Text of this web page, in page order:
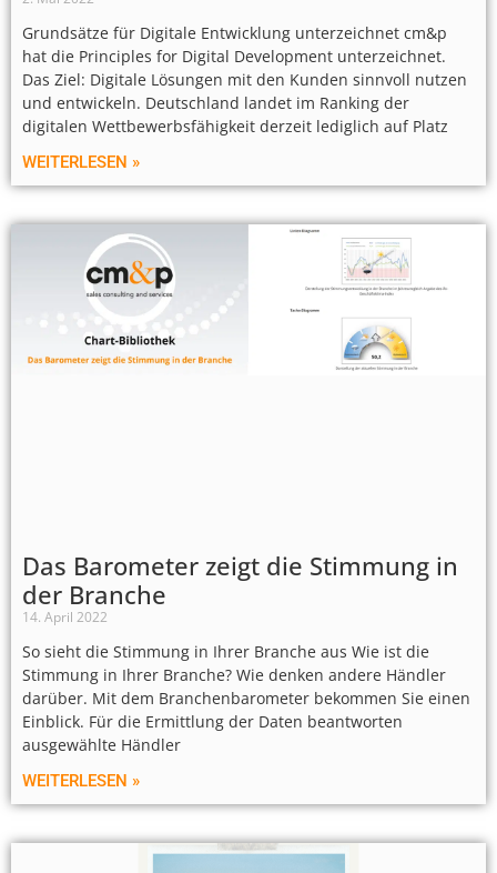
Grundsätze für Digitale Entwicklung unterzeichnet cm&p
hat die Principles for Digital Development unterzeichnet.
Das Ziel: Digitale Lösungen mit den Kunden sinnvoll nutzen
und entwickeln. Deutschland landet im Ranking der
digitalen Wettbewerbsfähigkeit derzeit lediglich auf Platz
WEITERLESEN »
Das Barometer zeigt die Stimmung in
der Branche
14. April 2022
So sieht die Stimmung in Ihrer Branche aus Wie ist die
Stimmung in Ihrer Branche? Wie denken andere Händler
darüber. Mit dem Branchenbarometer bekommen Sie einen
Einblick. Für die Ermittlung der Daten beantworten
ausgewählte Händler
WEITERLESEN »